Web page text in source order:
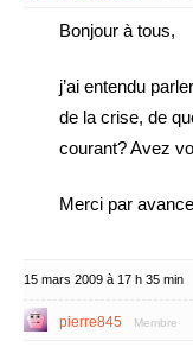
Bonjour à tous,
j’ai entendu
de la crise, de
courant? Avez
Merci par
15 mars 2009 à 17 h 35 min
pierre845 Membre